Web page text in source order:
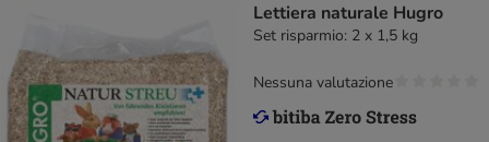
Lettiera naturale Hugro
Set risparmio: 2 x 1,5 kg
Nessuna valutazione